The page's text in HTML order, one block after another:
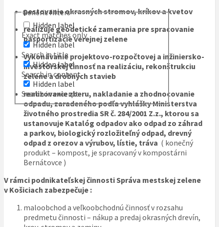
Generic filters
Hidden label
Exact matches only
Hidden label
Search in title
Hidden label
Search in content
Hidden label
Search in excerpt
pestovanie okrasných stromov, kríkov a kvetov
realizuje geodetické zamerania pre spracovanie
pasportizácie verejnej zelene
vykonávanie projektovo-rozpočtovej a inžiniersko-
investorskej činnosť na realizáciu, rekonštrukciu
zelene a drobných stavieb
realizovanie zberu, nakladanie a zhodnocovanie
odpadu, zaradeného podľa vyhlášky Ministerstva
životného prostredia SR č. 284/2001 Z.z., ktorou sa
ustanovuje Katalóg odpadov ako odpad zo záhrad
a parkov, biologický rozložiteľný odpad, drevný
odpad z orezov a výrubov, lístie, tráva ( konečný
produkt – kompost, je spracovaný v kompostárni
Bernátovce )
V rámci podnikateľskej činnosti Správa mestskej zelene
v Košiciach zabezpečuje :
maloobchod a veľkoobchodnú činnosť v rozsahu
predmetu činnosti – nákup a predaj okrasných drevín,